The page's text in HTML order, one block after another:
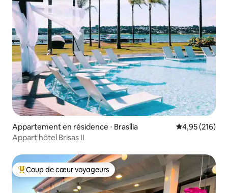
Appartement en résidence ⋅ Brasília Évaluation
4,95 (216)
Appart'hôtel Brisas II
Coups de cœur voyageurs les plus appréciés
Coup de cœur voyageurs